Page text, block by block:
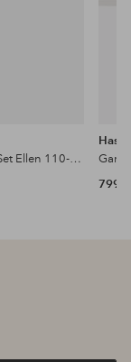
Gardinstång Set Ellen 110-200 cm
Hasta
799